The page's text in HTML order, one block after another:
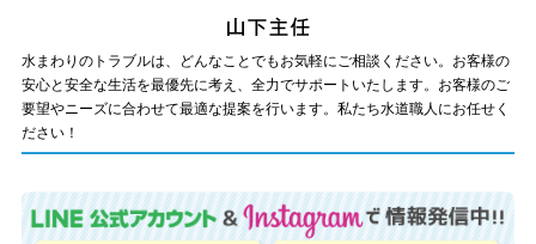
水まわりのトラブルは、どんなことでもお気軽にご相談ください。お客様の
安心と安全な生活を最優先に考え、全力でサポートいたします。お客様のご
要望やニーズに合わせて最適な提案を行います。私たち水道職人にお任せく
ださい！